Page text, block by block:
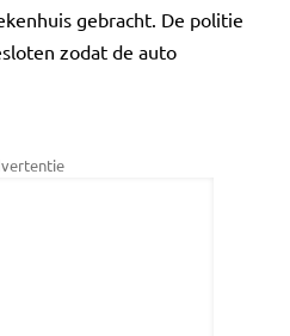
gebracht. De politie
zodat de auto